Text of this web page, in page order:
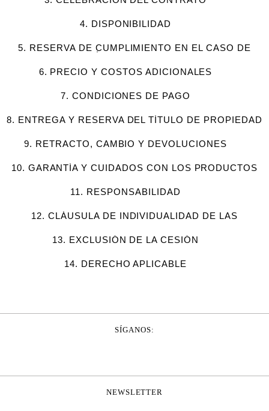
4. DISPONIBILIDAD
5. RESERVA DE CUMPLIMIENTO EN EL CASO DE
6. PRECIO Y COSTOS ADICIONALES
7. CONDICIONES DE PAGO
8. ENTREGA Y RESERVA DEL TÍTULO DE PROPIEDAD
9. RETRACTO, CAMBIO Y DEVOLUCIONES
10. GARANTÍA Y CUIDADOS CON LOS PRODUCTOS
11. RESPONSABILIDAD
12. CLÁUSULA DE INDIVIDUALIDAD DE LAS
13. EXCLUSIÓN DE LA CESIÓN
14. DERECHO APLICABLE
SÍGANOS:
NEWSLETTER